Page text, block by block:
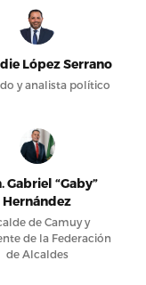
López Serrano
y analista político
Gabriel “Gaby”
Hernández
de Camuy y
de la Federación
de Alcaldes